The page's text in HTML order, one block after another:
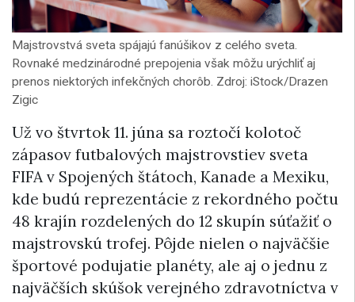
Majstrovstvá sveta spájajú fanúšikov z celého sveta.
Rovnaké medzinárodné prepojenia však môžu urýchliť aj
prenos niektorých infekčných chorôb. Zdroj: iStock/Drazen
Zigic
Už vo štvrtok 11. júna sa roztočí kolotoč
zápasov futbalových majstrovstiev sveta
FIFA v Spojených štátoch, Kanade a Mexiku,
kde budú reprezentácie z rekordného počtu
48 krajín rozdelených do 12 skupín súťažiť o
majstrovskú trofej. Pôjde nielen o najväčšie
športové podujatie planéty, ale aj o jednu z
najväčších skúšok verejného zdravotníctva v